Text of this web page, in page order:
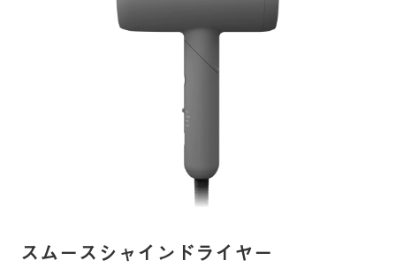
スムースシャインドライヤー